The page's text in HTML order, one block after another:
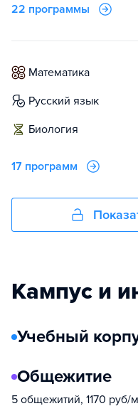
22 программы
математика
русский язык
биология
17 программ
Кампус и
Учебный
Общежитие
5 общежитий, 1170 руб/